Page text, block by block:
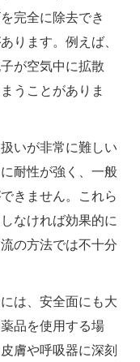
完全に除去でき
ります。例えば、
が空気中に拡散
うことがありま
いが非常に難しい
耐性が強く、一般
きません。これら
なければ効果的に
の方法では不十分
は、安全面にも大
品を使用する場
膚や呼吸器に深刻